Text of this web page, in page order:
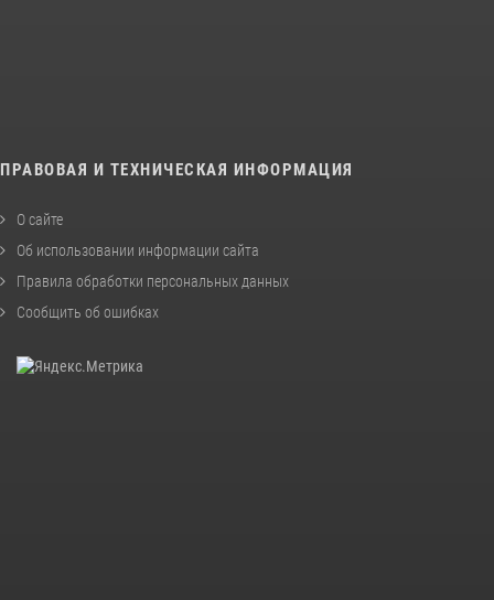
ПРАВОВАЯ И ТЕХНИЧЕСКАЯ ИНФОРМАЦИЯ
О сайте
Об использовании информации сайта
Правила обработки персональных данных
Сообщить об ошибках